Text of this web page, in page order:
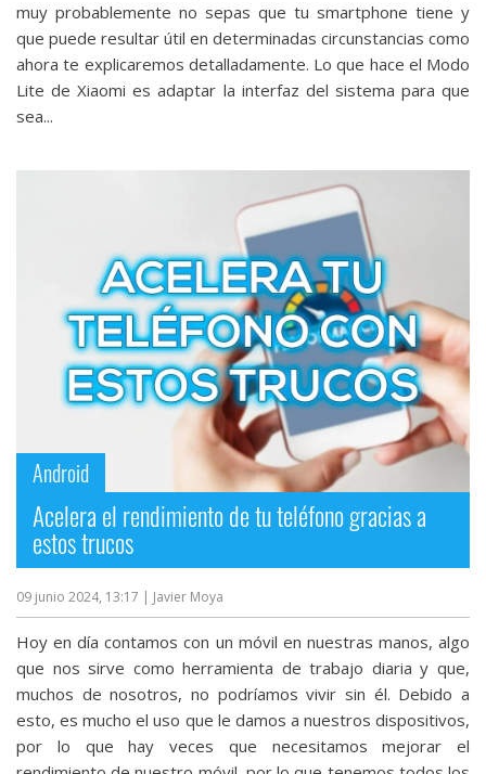
muy probablemente no sepas que tu smartphone tiene y
que puede resultar útil en determinadas circunstancias como
ahora te explicaremos detalladamente. Lo que hace el Modo
Lite de Xiaomi es adaptar la interfaz del sistema para que
sea...
Android
Acelera el rendimiento de tu teléfono gracias a
estos trucos
09 junio 2024, 13:17 | Javier Moya
Hoy en día contamos con un móvil en nuestras manos, algo
que nos sirve como herramienta de trabajo diaria y que,
muchos de nosotros, no podríamos vivir sin él. Debido a
esto, es mucho el uso que le damos a nuestros dispositivos,
por lo que hay veces que necesitamos mejorar el